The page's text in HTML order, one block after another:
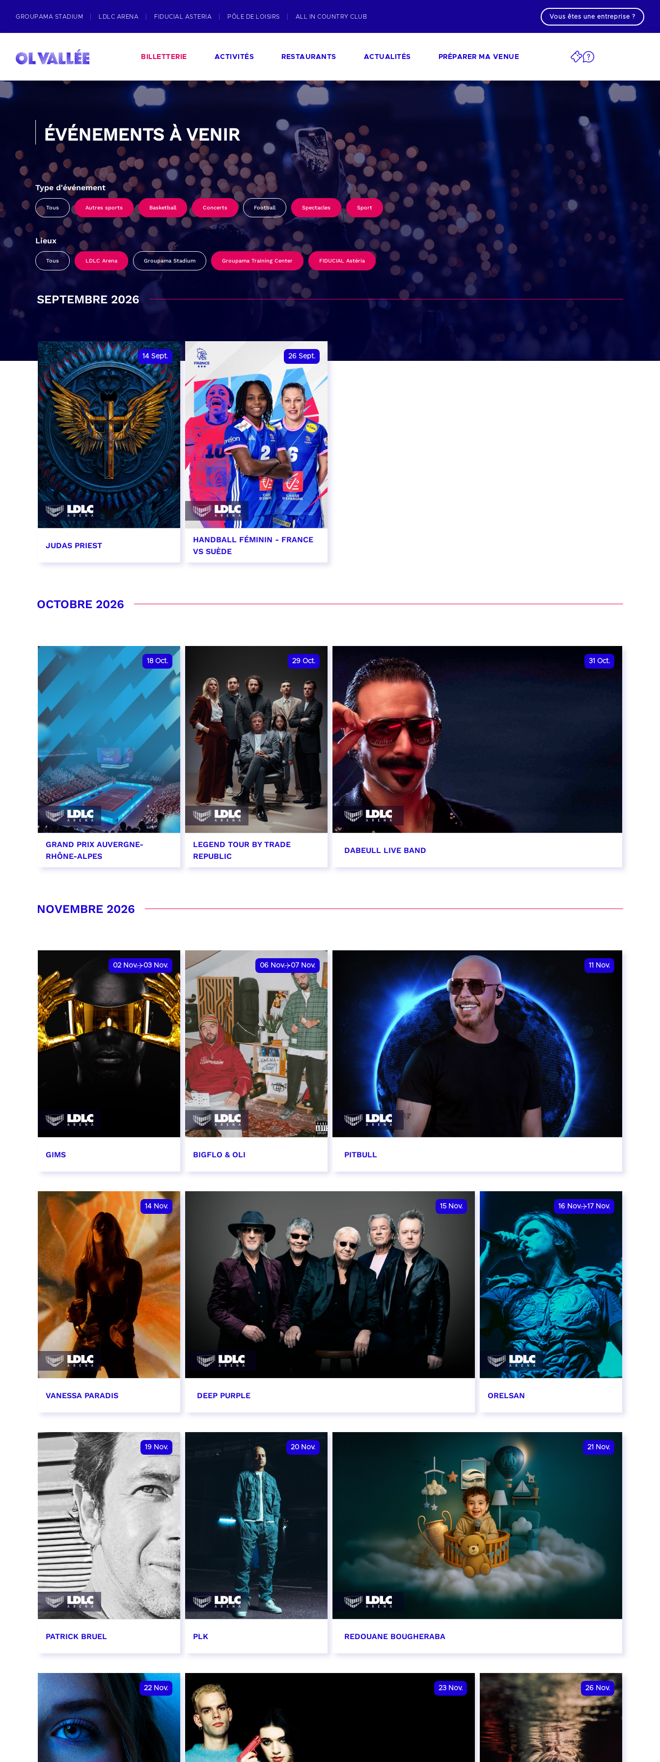
GROUPAMA STADIUM LDLC ARENA FIDUCIAL ASTERIA PÔLE DE LOISIRS ALL IN COUNTRY CLUB Vous êtes une entreprise ?
BILLETTERIE ACTIVITÉS RESTAURANTS ACTUALITÉS PRÉPARER MA VENUE
ÉVÉNEMENTS À VENIR
Type d'événement
Tous Autres sports Basketball Concerts Football Spectacles Sport
Lieux
Tous LDLC Arena Groupama Stadium Groupama Training Center FIDUCIAL Astéria
SEPTEMBRE 2026
14 Sept.
JUDAS PRIEST
26 Sept.
HANDBALL FÉMININ - FRANCE
VS SUÈDE
OCTOBRE 2026
18 Oct.
GRAND PRIX AUVERGNE-
RHÔNE-ALPES
29 Oct.
LEGEND TOUR BY TRADE
REPUBLIC
31 Oct.
DABEULL LIVE BAND
NOVEMBRE 2026
02 Nov. 03 Nov.
GIMS
RÉSERVER
06 Nov. 07 Nov.
BIGFLO & OLI
11 Nov.
PITBULL
14 Nov.
VANESSA PARADIS
RÉSERVER
15 Nov.
DEEP PURPLE
16 Nov. 17 Nov.
ORELSAN
RÉSERVER
19 Nov.
PATRICK BRUEL
RÉSERVER
20 Nov.
PLK
RÉSERVER
21 Nov.
REDOUANE BOUGHERABA
22 Nov. 23 Nov. 26 Nov.